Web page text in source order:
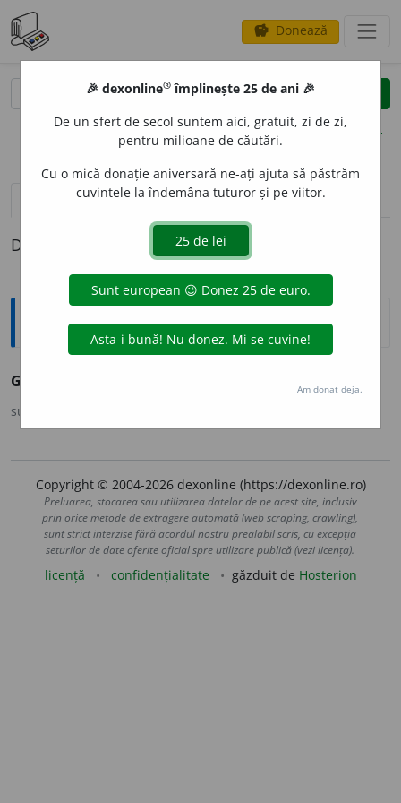
savings Donează
clear
opțiuni
definiții (1) pronunțievolume_up (50)
Definiția cu ID-ul 70680:
Antonime
Gros
sursa:
Copyright © 2004-2026 dexonline (https://dexonline.ro)
Preluarea, stocarea sau utilizarea datelor de pe acest site, inclusiv
prin orice metode de extragere automată (web scraping, crawling),
sunt strict interzise fără acordul nostru prealabil scris, cu excepția
seturilor de date oferite oficial spre utilizare publică (vezi licența).
licență confidențialitate găzduit de Hosterion
🎉 dexonline® împlinește 25 de ani 🎉
De un sfert de secol suntem aici, gratuit, zi de zi,
pentru milioane de căutări.
Cu o mică donație aniversară ne-ați ajuta să păstrăm
cuvintele la îndemâna tuturor și pe viitor.
Am donat deja.